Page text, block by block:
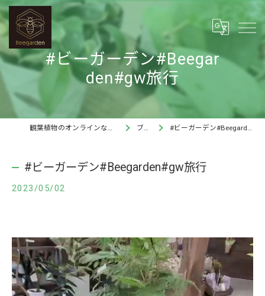
#ビーガーデン#Beegar
den#gw旅行
観葉植物のオンラインならBee garden ブログ #ビーガーデン#Beegarden#gw旅行
#ビーガーデン#Beegarden#gw旅行
2023/05/02